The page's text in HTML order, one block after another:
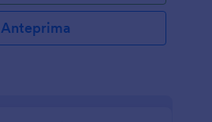
Anteprima